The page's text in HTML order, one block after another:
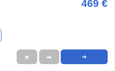
469 €
★ ➦ ➜